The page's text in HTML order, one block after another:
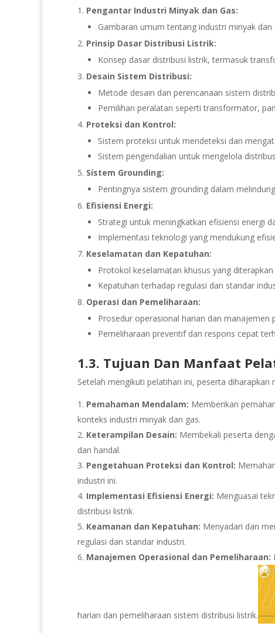
Pengantar Industri Minyak dan Gas:
Gambaran umum tentang industri minyak
Prinsip Dasar Distribusi Listrik:
Konsep dasar distribusi listrik, termasuk
Desain Sistem Distribusi:
Metode desain dan perencanaan sistem
Pemilihan peralatan seperti transformator,
Proteksi dan Kontrol:
Sistem proteksi untuk mendeteksi dan
Sistem pengendalian untuk mengelola
Sistem Grounding:
Pentingnya sistem grounding dalam
Efisiensi Energi:
Strategi untuk meningkatkan efisiensi energi
Implementasi teknologi yang mendukung
Keselamatan dan Kepatuhan:
Protokol keselamatan khusus yang
Kepatuhan terhadap regulasi dan standar
Operasi dan Pemeliharaan:
Prosedur operasional harian dan
Pemeliharaan preventif dan respons cepat
1.3. Tujuan Dan Manfaat
Setelah mengikuti pelatihan ini, peserta diharapkan
Pemahaman Mendalam: Memberikan
konteks industri minyak dan gas.
Keterampilan Desain: Membekali peserta
dan handal.
Pengetahuan Proteksi dan Kontrol:
industri ini.
Implementasi Efisiensi Energi: Menguasai
distribusi listrik.
Keamanan dan Kepatuhan: Menyadari dan
regulasi dan standar industri.
Manajemen Operasional dan Pemeliharaan:
harian dan pemeliharaan sistem distribusi listrik.